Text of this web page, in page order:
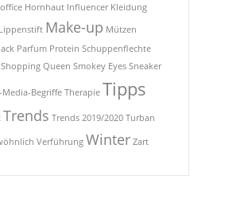
Hornhaut Influencer Kleidung
Lippenstift Make-up Mützen
Parfum Protein Schuppenflechte
Shopping Queen Smokey Eyes Sneaker
Media-Begriffe Therapie Tipps
Trends Trends 2019/2020 Turban
Verführung Winter Zart